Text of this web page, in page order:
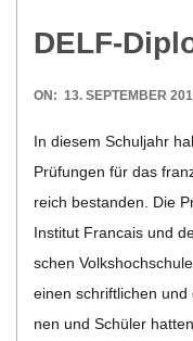
D
S
C
H
M
DELF-
2016-
ON: 13. SEPTEMBER
In die­sem Schul­jahr
Prü­fun­gen für das
reich bestan­den. Die
Insti­tut Fran­cais und
schen
einen schrift­li­chen
nen und Schü­ler